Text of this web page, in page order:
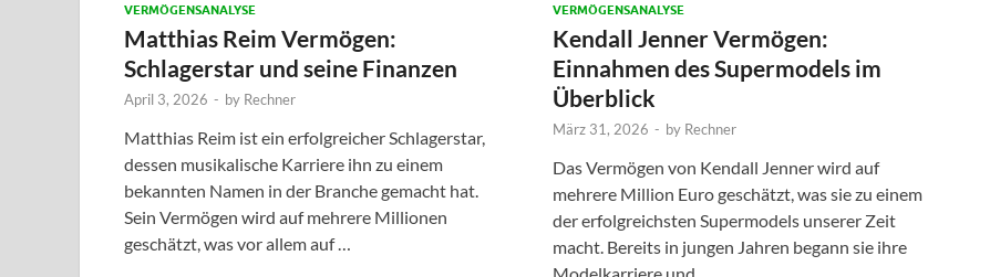
VERMÖGENSANALYSE
Matthias Reim Vermögen:
Schlagerstar und seine Finanzen
April 3, 2026 - by Rechner
Matthias Reim ist ein erfolgreicher Schlagerstar,
dessen musikalische Karriere ihn zu einem
bekannten Namen in der Branche gemacht hat.
Sein Vermögen wird auf mehrere Millionen
geschätzt, was vor allem auf …
VERMÖGENSANALYSE
Kendall Jenner Vermögen:
Einnahmen des Supermodels im
Überblick
März 31, 2026 - by Rechner
Das Vermögen von Kendall Jenner wird auf
mehrere Million Euro geschätzt, was sie zu einem
der erfolgreichsten Supermodels unserer Zeit
macht. Bereits in jungen Jahren begann sie ihre